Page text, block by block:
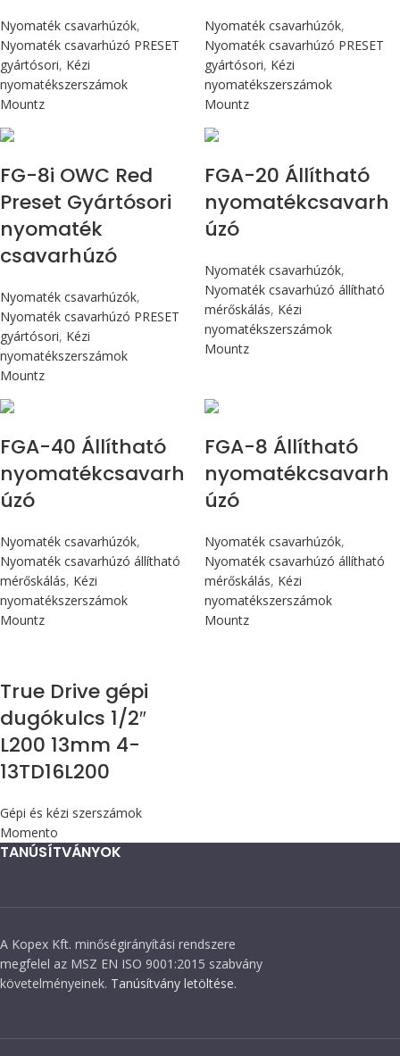
Nyomaték csavarhúzók,
Nyomaték csavarhúzó PRESET
gyártósori, Kézi
nyomatékszerszámok
Mountz
Nyomaték csavarhúzók,
Nyomaték csavarhúzó PRESET
gyártósori, Kézi
nyomatékszerszámok
Mountz
FG-8i OWC Red
Preset Gyártósori
nyomaték
csavarhúzó
Nyomaték csavarhúzók,
Nyomaték csavarhúzó PRESET
gyártósori, Kézi
nyomatékszerszámok
Mountz
FGA-20 Állítható
nyomatékcsavarh
úzó
Nyomaték csavarhúzók,
Nyomaték csavarhúzó állítható
mérőskálás, Kézi
nyomatékszerszámok
Mountz
FGA-40 Állítható
nyomatékcsavarh
úzó
Nyomaték csavarhúzók,
Nyomaték csavarhúzó állítható
mérőskálás, Kézi
nyomatékszerszámok
Mountz
FGA-8 Állítható
nyomatékcsavarh
úzó
Nyomaték csavarhúzók,
Nyomaték csavarhúzó állítható
mérőskálás, Kézi
nyomatékszerszámok
Mountz
True Drive gépi
dugókulcs 1/2″
L200 13mm 4-
13TD16L200
Gépi és kézi szerszámok
Momento
TANÚSÍTVÁNYOK
A Kopex Kft. minőségirányítási rendszere
megfelel az MSZ EN ISO 9001:2015 szabvány
követelményeinek. Tanúsítvány letöltése.